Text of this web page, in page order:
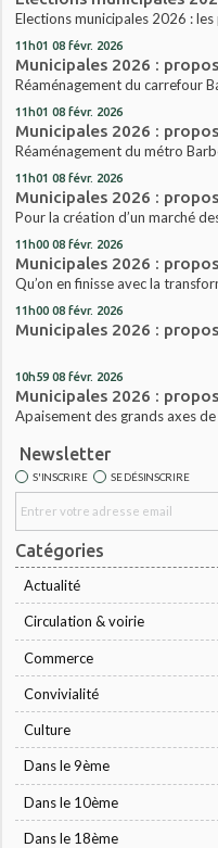
Elections municipales 2026 :
11h01 08 févr. 2026
Municipales 2026 :
Réaménagement du carrefour
11h01 08 févr. 2026
Municipales 2026 :
Réaménagement du métro
11h01 08 févr. 2026
Municipales 2026 :
Pour la création d’un marché
11h00 08 févr. 2026
Municipales 2026 :
Qu’on en finisse avec la
11h00 08 févr. 2026
Municipales 2026 :
10h59 08 févr. 2026
Municipales 2026 :
Apaisement des grands axes
Newsletter
S'INSCRIRE SE DÉSINSCRIRE
Catégories
Actualité
Circulation & voirie
Commerce
Convivialité
Culture
Dans le 9ème
Dans le 10ème
Dans le 18ème